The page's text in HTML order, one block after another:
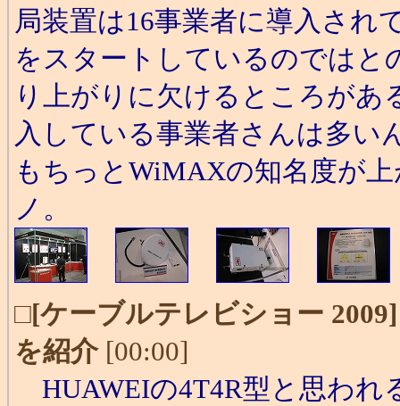
局装置は16事業者に導入され
をスタートしているのでは
り上がりに欠けるところが
入している事業者さんは多い
もちっとWiMAXの知名度が
ノ。
□[ケーブルテレビショー
を紹介[00:00]
HUAWEIの4T4R型と思われ